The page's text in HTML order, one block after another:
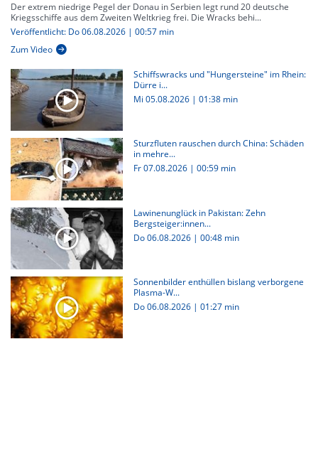
Der extrem niedrige Pegel der Donau in Serbien legt rund 20 deutsche
Kriegsschiffe aus dem Zweiten Weltkrieg frei. Die Wracks behi...
Veröffentlicht: Do 06.08.2026 | 00:57 min
Zum Video
Schiffswracks und "Hungersteine" im Rhein:
Dürre i...
Mi 05.08.2026 | 01:38 min
Sturzfluten rauschen durch China: Schäden
in mehre...
Fr 07.08.2026 | 00:59 min
Lawinenunglück in Pakistan: Zehn
Bergsteiger:innen...
Do 06.08.2026 | 00:48 min
Sonnenbilder enthüllen bislang verborgene
Plasma-W...
Do 06.08.2026 | 01:27 min